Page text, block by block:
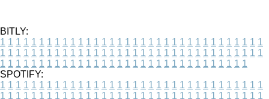
BITLY:
1 1 1 1 1 1 1 1 1 1 1 1 1 1 1 1 1 1 1 1 1 1 1 1 1 1 1 1 1 1 1 1 1 1
1 1 1 1 1 1 1 1 1 1 1 1 1 1 1 1 1 1 1 1 1 1 1 1 1 1 1 1 1 1 1 1 1 1
1 1 1 1 1 1 1 1 1 1 1 1 1 1 1 1 1 1 1 1 1 1 1 1 1 1 1 1 1 1 1 1
SPOTIFY:
1 1 1 1 1 1 1 1 1 1 1 1 1 1 1 1 1 1 1 1 1 1 1 1 1 1 1 1 1 1 1 1 1 1
1 1 1 1 1 1 1 1 1 1 1 1 1 1 1 1 1 1 1 1 1 1 1 1 1 1 1 1 1 1 1 1 1 1